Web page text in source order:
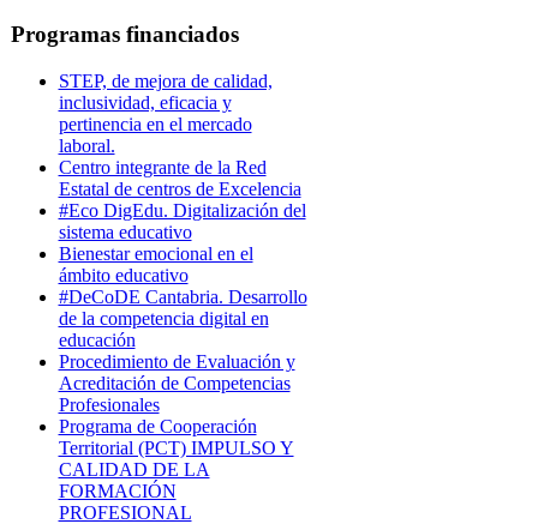
Programas financiados
STEP, de mejora de calidad,
inclusividad, eficacia y
pertinencia en el mercado
laboral.
Centro integrante de la Red
Estatal de centros de Excelencia
#Eco DigEdu. Digitalización del
sistema educativo
Bienestar emocional en el
ámbito educativo
#DeCoDE Cantabria. Desarrollo
de la competencia digital en
educación
Procedimiento de Evaluación y
Acreditación de Competencias
Profesionales
Programa de Cooperación
Territorial (PCT) IMPULSO Y
CALIDAD DE LA
FORMACIÓN
PROFESIONAL